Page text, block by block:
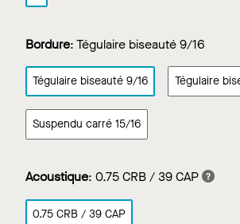
Bordure:Tégulaire biseauté 9/16
Tégulaire biseauté 9/16 Tégulaire
Suspendu carré 15/16
Acoustique: 0.75 CRB / 39 CAP
0.75 CRB / 39 CAP